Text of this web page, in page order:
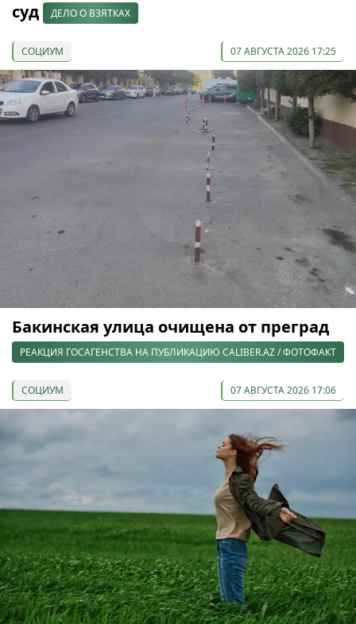
суд
ДЕЛО О ВЗЯТКАХ
СОЦИУМ 07 АВГУСТА 2026 17:25
Бакинская улица очищена от преград
РЕАКЦИЯ ГОСАГЕНСТВА НА ПУБЛИКАЦИЮ CALIBER.AZ / ФОТОФАКТ
СОЦИУМ 07 АВГУСТА 2026 17:06